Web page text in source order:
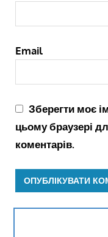
Email
Зберегти моє
цьому браузері
коментарів.